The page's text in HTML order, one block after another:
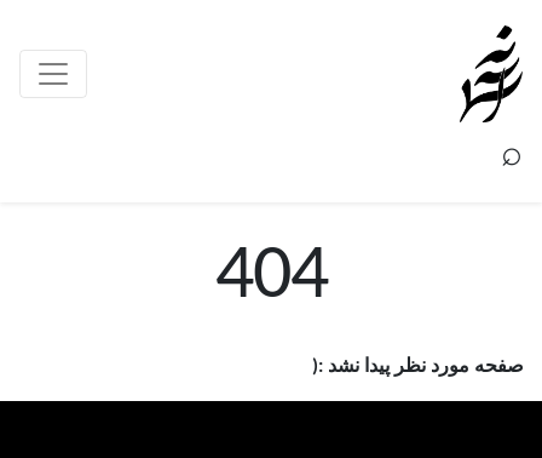
×
⌕
404
صفحه مورد نظر پیدا نشد :(